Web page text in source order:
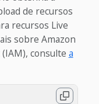
de recursos
recursos Live
sobre Amazon
consulte a